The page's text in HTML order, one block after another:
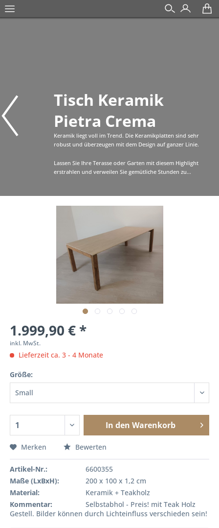
Tisch Keramik
Pietra Crema
Keramik liegt voll im Trend. Die Keramikplatten sind sehr
robust und überzeugen mit dem Design auf ganzer Linie.
Lassen Sie Ihre Terasse oder Garten mit diesem Highlight
erstrahlen und verweilen Sie gemütliche Stunden zu...
1.999,90 € *
inkl. MwSt.
Lieferzeit ca. 3 - 4 Monate
Größe:
In den Warenkorb
Merken Bewerten
Artikel-Nr.:
6600355
Maße (LxBxH):
200 x 100 x 1,2 cm
Material:
Keramik + Teakholz
Kommentar:
Selbstabhol - Preis! mit Teak Holz
Gestell. Bilder können durch Lichteinfluss verschieden sein!